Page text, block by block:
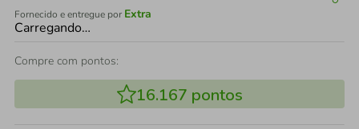
Fornecido e entregue por Extra
Carregando…
Compre com pontos:
16.167 pontos